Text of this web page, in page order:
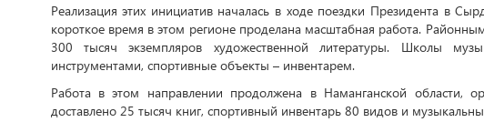
Реализация этих инициатив началась в ходе поездки Президента в
короткое время в этом регионе проделана масштабная работа.
300 тысяч экземпляров художественной литературы. Школы
инструментами, спортивные объекты – инвентарем.
Работа в этом направлении продолжена в Наманганской области,
доставлено 25 тысяч книг, спортивный инвентарь 80 видов и